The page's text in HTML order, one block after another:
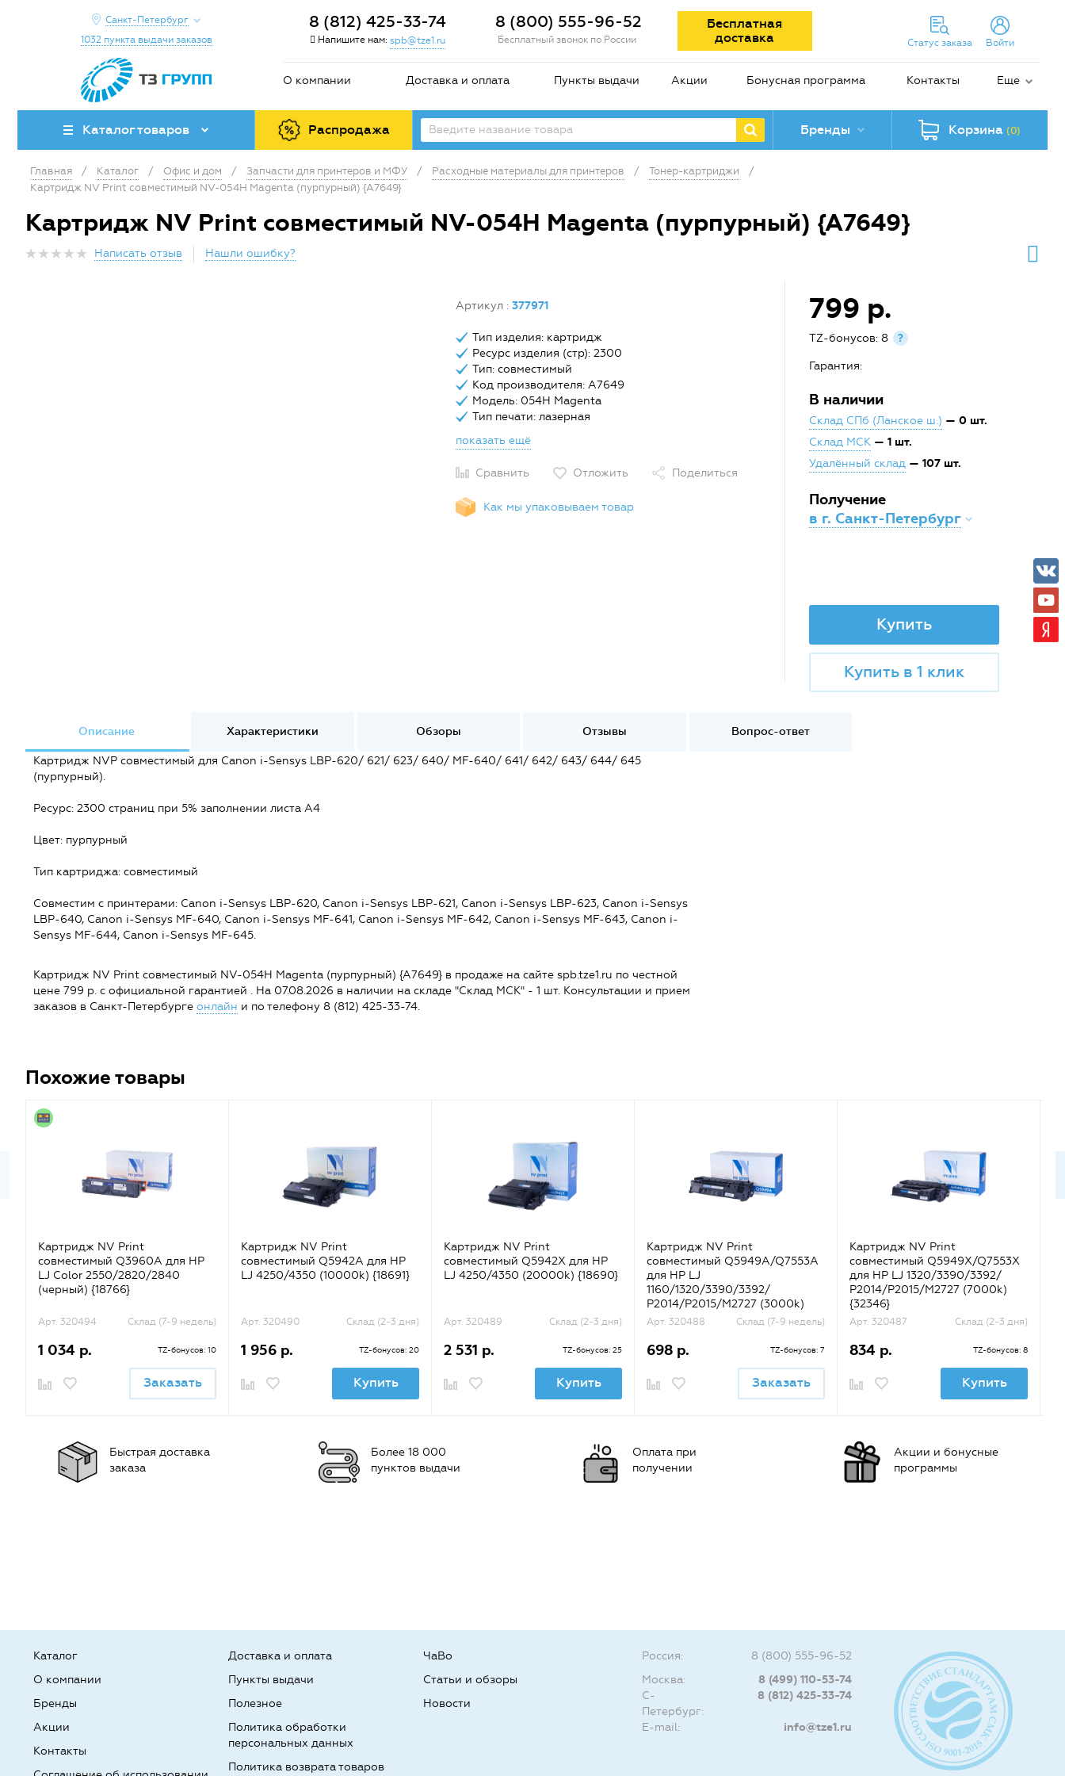
Санкт-Петербург
1032 пункта выдачи заказов
8 (812) 425-33-74
Напишите нам: spb@tze1.ru
8 (800) 555-96-52
Бесплатный звонок по России
Бесплатная
доставка
Статус заказа Войти
О компании Доставка и оплата Пункты выдачи Акции Бонусная программа Контакты Еще
Каталог товаров Распродажа Бренды Корзина (0)
Главная / Каталог / Офис и дом / Запчасти для принтеров и МФУ / Расходные материалы для принтеров / Тонер-картриджи
/
Картридж NV Print совместимый NV-054H Magenta (пурпурный) {A7649}
Картридж NV Print совместимый NV-054H Magenta (пурпурный) {A7649}
Написать отзыв Нашли ошибку?
Артикул : 377971
Тип изделия: картридж
Ресурс изделия (стр): 2300
Тип: совместимый
Код производителя: A7649
Модель: 054H Magenta
Тип печати: лазерная
показать ещё
Сравнить Отложить Поделиться
Как мы упаковываем товар
799 р.
TZ-бонусов: 8 ?
Гарантия:
В наличии
Склад СПб (Ланское ш.) — 0 шт.
Склад МСК — 1 шт.
Удалённый склад — 107 шт.
Получение
в г. Санкт-Петербург
Купить
Купить в 1 клик
Описание Характеристики Обзоры Отзывы Вопрос-ответ
Картридж NVP совместимый для Canon i-Sensys LBP-620/ 621/ 623/ 640/ MF-640/ 641/ 642/ 643/ 644/ 645
(пурпурный).
Ресурс: 2300 страниц при 5% заполнении листа А4
Цвет: пурпурный
Тип картриджа: совместимый
Совместим c принтерами: Canon i-Sensys LBP-620, Canon i-Sensys LBP-621, Canon i-Sensys LBP-623, Canon i-Sensys
LBP-640, Canon i-Sensys MF-640, Canon i-Sensys MF-641, Canon i-Sensys MF-642, Canon i-Sensys MF-643, Canon i-
Sensys MF-644, Canon i-Sensys MF-645.
Картридж NV Print совместимый NV-054H Magenta (пурпурный) {A7649} в продаже на сайте spb.tze1.ru по честной
цене 799 р. с официальной гарантией . На 07.08.2026 в наличии на складе "Склад МСК" - 1 шт. Консультации и прием
заказов в Санкт-Петербурге онлайн и по телефону 8 (812) 425-33-74.
Похожие товары
Картридж NV Print
совместимый Q3960A для HP
LJ Color 2550/2820/2840
(черный) {18766}
Арт. 320494 Склад (7-9 недель)
1 034 р. TZ-бонусов: 10
Заказать
Картридж NV Print
совместимый Q5942A для HP
LJ 4250/4350 (10000k) {18691}
Арт. 320490 Склад (2-3 дня)
1 956 р. TZ-бонусов: 20
Купить
Картридж NV Print
совместимый Q5942X для HP
LJ 4250/4350 (20000k) {18690}
Арт. 320489 Склад (2-3 дня)
2 531 р. TZ-бонусов: 25
Купить
Картридж NV Print
совместимый Q5949A/Q7553A
для HP LJ
1160/1320/3390/3392/
P2014/P2015/M2727 (3000k)
{31564}
Арт. 320488 Склад (7-9 недель)
698 р. TZ-бонусов: 7
Заказать
Картридж NV Print
совместимый Q5949X/Q7553X
для HP LJ 1320/3390/3392/
P2014/P2015/M2727 (7000k)
{32346}
Арт. 320487 Склад (2-3 дня)
834 р. TZ-бонусов: 8
Купить
Быстрая доставка
заказа
Более 18 000
пунктов выдачи
Оплата при
получении
Акции и бонусные
программы
Каталог
О компании
Бренды
Доставка и оплата
Пункты выдачи
Полезное
ЧаВо
Статьи и обзоры
Новости
Акции
Контакты
Политика обработки
персональных данных
Политика возврата товаров
Россия:
8 (800) 555-96-52
Москва:
8 (499) 110-53-74
С-
Петербург:
8 (812) 425-33-74
E-mail: info@tze1.ru